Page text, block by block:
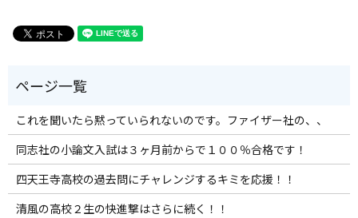
これを聞いたら黙っていられないのです。ファイザー社の、、
同志社の小論文入試は３ヶ月前からで１００％合格です！
四天王寺高校の過去問にチャレンジするキミを応援！！
清風の高校２生の快進撃はさらに続く！！